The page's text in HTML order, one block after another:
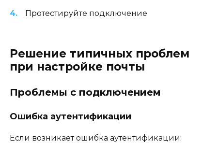
Протестируйте подключение
Решение типичных проблем
при настройке почты
Проблемы с подключением
Ошибка аутентификации
Если возникает ошибка аутентификации: